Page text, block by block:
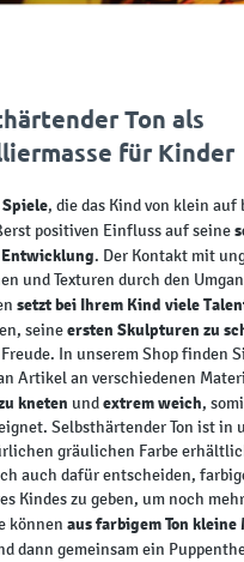
Ton als
für Kinder
, die das Kind von klein auf
positiven Einfluss auf seine
. Der Kontakt mit
und Texturen durch den
setzt bei Ihrem Kind viele
seineersten Skulpturen zu
In unserem Shop finden
Artikel an verschiedenen
kneten undextrem weich,
Selbsthärtender Ton ist in
gräulichen Farbe
auch dafür entscheiden,
Kindes zu geben, um noch
können aus farbigem Ton kleine
dann gemeinsam ein